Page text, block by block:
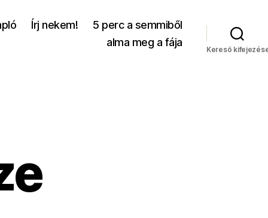
Írj nekem!
5 perc a semmiből
alma meg a fája
Kereső